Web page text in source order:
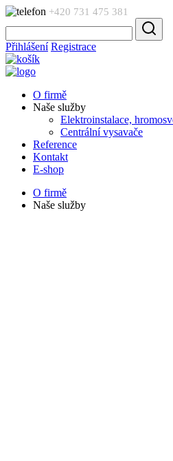
+420 731 475 381
Přihlášení Registrace
O firmě
Naše služby
Elektroinstalace,
Centrální vysavače
Reference
Kontakt
E-shop
O firmě
Naše služby